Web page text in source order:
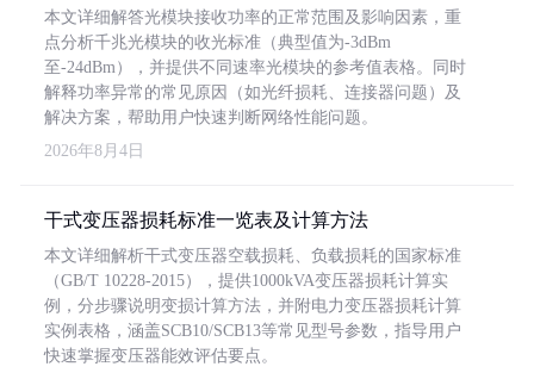
本文详细解答光模块接收功率的正常范围及影响因素，重
点分析千兆光模块的收光标准（典型值为-3dBm
至-24dBm），并提供不同速率光模块的参考值表格。同时
解释功率异常的常见原因（如光纤损耗、连接器问题）及
解决方案，帮助用户快速判断网络性能问题。
2026年8月4日
干式变压器损耗标准一览表及计算方法
本文详细解析干式变压器空载损耗、负载损耗的国家标准
（GB/T 10228-2015），提供1000kVA变压器损耗计算实
例，分步骤说明变损计算方法，并附电力变压器损耗计算
实例表格，涵盖SCB10/SCB13等常见型号参数，指导用户
快速掌握变压器能效评估要点。